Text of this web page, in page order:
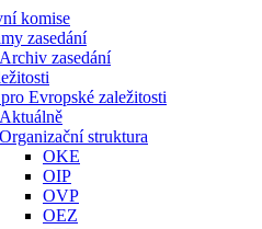
komise
zasedání
Archiv zasedání
Evropské zaležitosti
Aktuálně
Organizační struktura
OKE
OIP
OVP
OEZ